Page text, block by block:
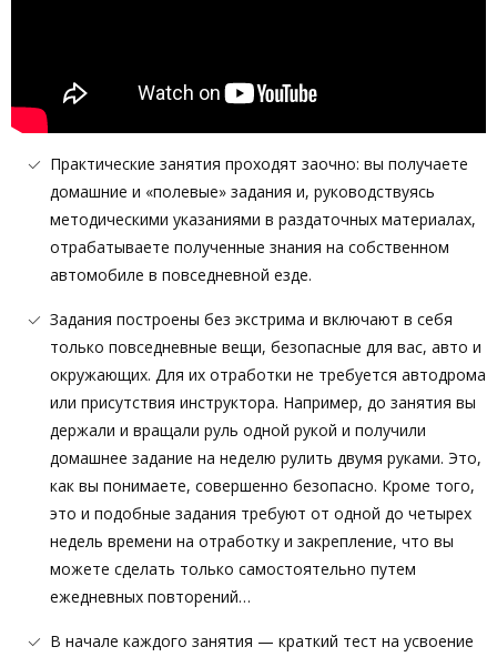
Практические занятия проходят заочно: вы получаете
домашние и «полевые» задания и, руководствуясь
методическими указаниями в раздаточных материалах,
отрабатываете полученные знания на собственном
автомобиле в повседневной езде.
Задания построены без экстрима и включают в себя
только повседневные вещи, безопасные для вас, авто и
окружающих. Для их отработки не требуется автодрома
или присутствия инструктора. Например, до занятия вы
держали и вращали руль одной рукой и получили
домашнее задание на неделю рулить двумя руками. Это,
как вы понимаете, совершенно безопасно. Кроме того,
это и подобные задания требуют от одной до четырех
недель времени на отработку и закрепление, что вы
можете сделать только самостоятельно путем
ежедневных повторений…
В начале каждого занятия — краткий тест на усвоение